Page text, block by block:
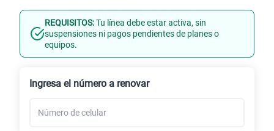
Línea Nueva Portabilidad
REQUISITOS:Tu línea debe estar activa, sin
suspensiones ni pagos pendientes de planes o
equipos.
Ingresa el número a renovar